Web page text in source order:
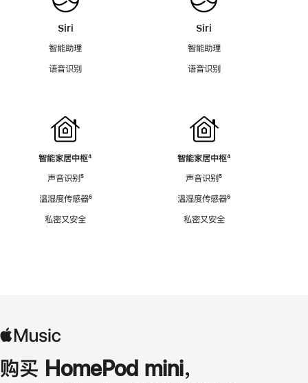
Siri
智能助理
语音识别
智能家居中枢脚
⁴
声音识别脚
⁵
温湿度传感器脚
⁶
私密又安全
Siri
智能助理
语音识别
智能家居中枢脚
⁴
声音识别脚
⁵
温湿度传感器脚
⁶
私密又安全
购买 HomePod mini，